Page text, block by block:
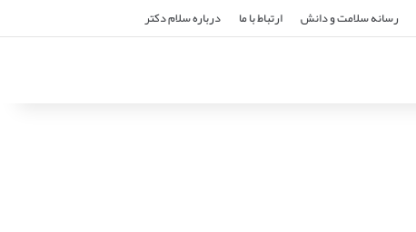
رسانه سلامت و دانش ارتباط با ما درباره سلام دکتر